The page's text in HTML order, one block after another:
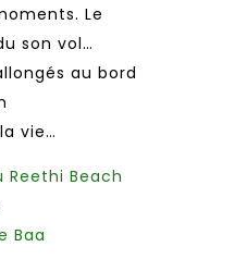
Le
son vol…
au bord
vie…
Reethi Beach
Baa